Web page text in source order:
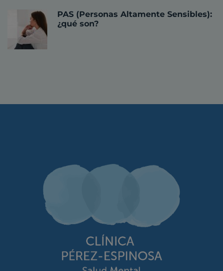
PAS (Personas Altamente Sensibles):
¿qué son?